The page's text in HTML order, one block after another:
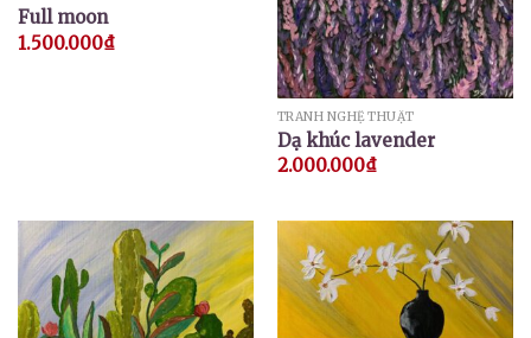
Full moon
1.500.000₫
TRANH NGHỆ THUẬT
Dạ khúc lavender
2.000.000₫